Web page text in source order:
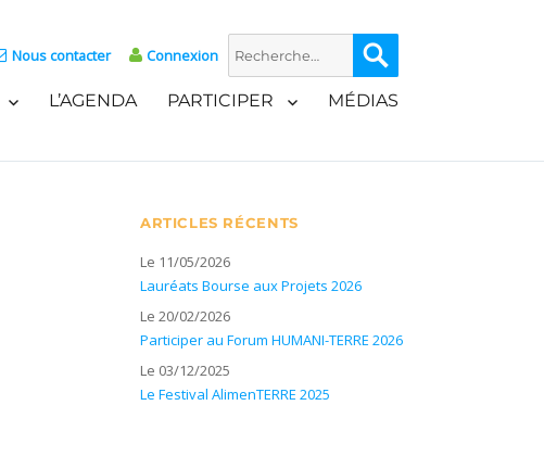
Nous contacter Connexion
Recherche
pour :
L’AGENDA PARTICIPER MÉDIAS
ARTICLES RÉCENTS
Le 11/05/2026
Lauréats Bourse aux Projets 2026
Le 20/02/2026
Participer au Forum HUMANI-TERRE 2026
Le 03/12/2025
Le Festival AlimenTERRE 2025